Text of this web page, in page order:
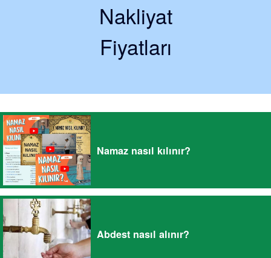
Nakliyat
Fiyatları
Namaz nasıl kılınır?
Abdest nasıl alınır?